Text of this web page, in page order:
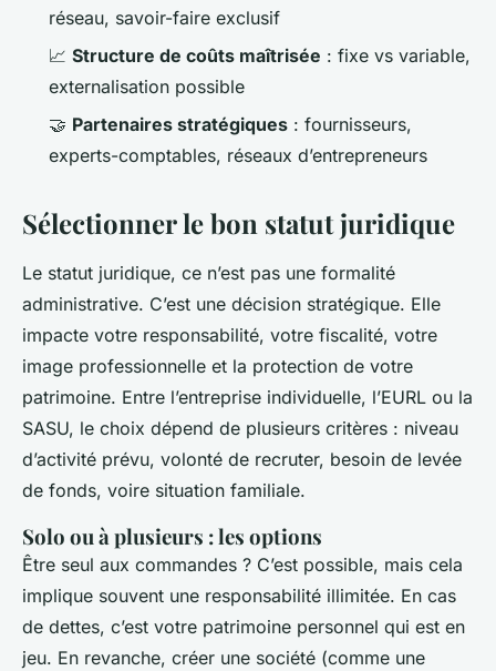
réseau, savoir-faire exclusif
📈 Structure de coûts maîtrisée : fixe vs variable,
externalisation possible
🤝 Partenaires stratégiques : fournisseurs,
experts-comptables, réseaux d’entrepreneurs
Sélectionner le bon statut juridique
Le statut juridique, ce n’est pas une formalité
administrative. C’est une décision stratégique. Elle
impacte votre responsabilité, votre fiscalité, votre
image professionnelle et la protection de votre
patrimoine. Entre l’entreprise individuelle, l’EURL ou la
SASU, le choix dépend de plusieurs critères : niveau
d’activité prévu, volonté de recruter, besoin de levée
de fonds, voire situation familiale.
Solo ou à plusieurs : les options
Être seul aux commandes ? C’est possible, mais cela
implique souvent une responsabilité illimitée. En cas
de dettes, c’est votre patrimoine personnel qui est en
jeu. En revanche, créer une société (comme une